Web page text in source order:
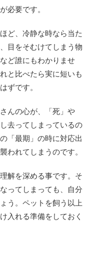
必要です。
ど、冷静な時なら当た
目をそむけてしまう物
ど誰にもわかりませ
と比べたら実に短いも
ずです。
んの心が、「死」や
去ってしまっているの
「最期」の時に対応出
われてしまうのです。
解を深める事です。そ
ってしまっても、自分
う。ペットを飼う以上
入れる準備をしておく